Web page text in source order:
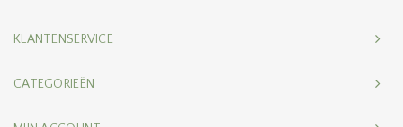
KLANTENSERVICE
CATEGORIEËN